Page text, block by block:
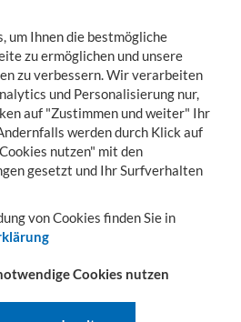
KONTO WARENKORB
Rollbehälter Rollbehälter nestbar 2-seitige
NESTBAR
um Ihnen die bestmögliche
zu ermöglichen und unsere
zu verbessern. Wir verarbeiten
und Personalisierung nur,
auf "Zustimmen und weiter" Ihr
werden durch Klick auf
nutzen" mit den
gesetzt und Ihr Surfverhalten
von Cookies finden Sie in
Cookies nutzen